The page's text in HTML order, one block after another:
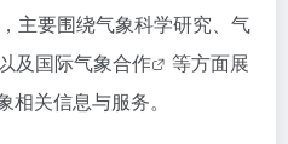
主要围绕气象科学研究、气
及国际气象合作
等方面展
关信息与服务。